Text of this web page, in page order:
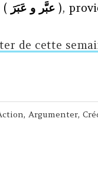
( عبَّر و عَبَرَ ),
de cette
,Argumenter,